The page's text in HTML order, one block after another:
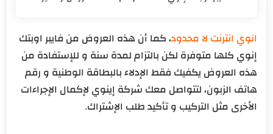
انوي انترنت لا محدود، كما أن هذه العروض من فايبر اوبتك
إنوي كلها متوفرة لكن بالتزام لمدة سنة و للإستفادة من
هذه العروض يكفيك فقط الإدلاء بالبطاقة الوطنية و رقم
هاتف الزبون، لتتواصل معك شركة إينوي لإكمال الإجراءات
الأخرى مثل التركيب و تأكيد طلب الإشتراك.